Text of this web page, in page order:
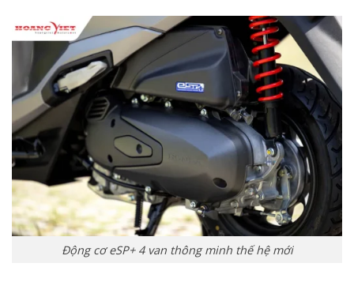
Động cơ eSP+ 4 van thông minh thế hệ mới